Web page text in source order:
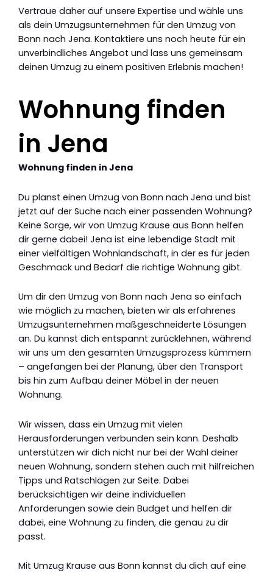
Vertraue daher auf unsere Expertise und wähle uns
als dein Umzugsunternehmen für den Umzug von
Bonn nach Jena. Kontaktiere uns noch heute für ein
unverbindliches Angebot und lass uns gemeinsam
deinen Umzug zu einem positiven Erlebnis machen!
Wohnung finden
in Jena
Wohnung finden in Jena
Du planst einen Umzug von Bonn nach Jena und bist
jetzt auf der Suche nach einer passenden Wohnung?
Keine Sorge, wir von Umzug Krause aus Bonn helfen
dir gerne dabei! Jena ist eine lebendige Stadt mit
einer vielfältigen Wohnlandschaft, in der es für jeden
Geschmack und Bedarf die richtige Wohnung gibt.
Um dir den Umzug von Bonn nach Jena so einfach
wie möglich zu machen, bieten wir als erfahrenes
Umzugsunternehmen maßgeschneiderte Lösungen
an. Du kannst dich entspannt zurücklehnen, während
wir uns um den gesamten Umzugsprozess kümmern
– angefangen bei der Planung, über den Transport
bis hin zum Aufbau deiner Möbel in der neuen
Wohnung.
Wir wissen, dass ein Umzug mit vielen
Herausforderungen verbunden sein kann. Deshalb
unterstützen wir dich nicht nur bei der Wahl deiner
neuen Wohnung, sondern stehen auch mit hilfreichen
Tipps und Ratschlägen zur Seite. Dabei
berücksichtigen wir deine individuellen
Anforderungen sowie dein Budget und helfen dir
dabei, eine Wohnung zu finden, die genau zu dir
passt.
Mit Umzug Krause aus Bonn kannst du dich auf eine